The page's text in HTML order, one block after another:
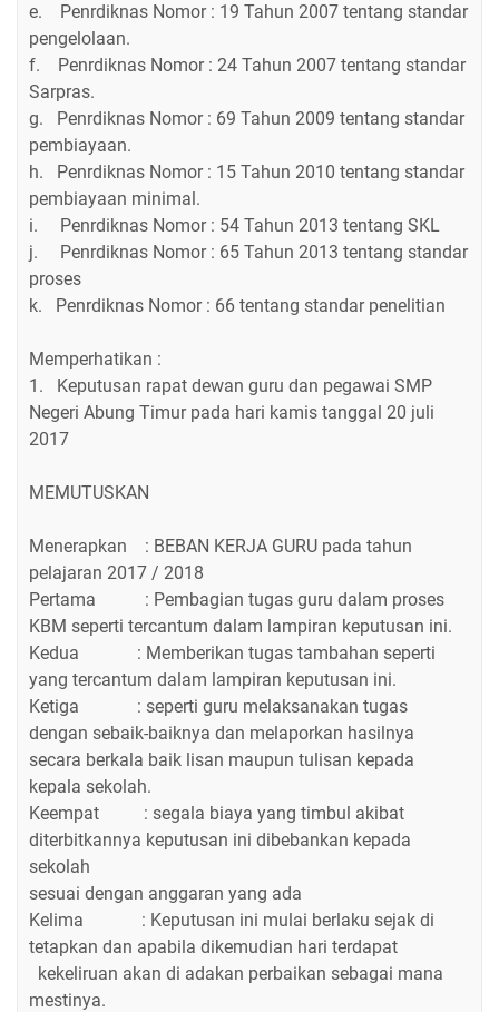
e. Penrdiknas Nomor : 19 Tahun 2007 tentang standar
pengelolaan.
f. Penrdiknas Nomor : 24 Tahun 2007 tentang standar
Sarpras.
g. Penrdiknas Nomor : 69 Tahun 2009 tentang standar
pembiayaan.
h. Penrdiknas Nomor : 15 Tahun 2010 tentang standar
pembiayaan minimal.
i. Penrdiknas Nomor : 54 Tahun 2013 tentang SKL
j. Penrdiknas Nomor : 65 Tahun 2013 tentang standar
proses
k. Penrdiknas Nomor : 66 tentang standar penelitian
Memperhatikan :
1. Keputusan rapat dewan guru dan pegawai SMP
Negeri Abung Timur pada hari kamis tanggal 20 juli
2017
MEMUTUSKAN
Menerapkan : BEBAN KERJA GURU pada tahun
pelajaran 2017 / 2018
Pertama : Pembagian tugas guru dalam proses
KBM seperti tercantum dalam lampiran keputusan ini.
Kedua : Memberikan tugas tambahan seperti
yang tercantum dalam lampiran keputusan ini.
Ketiga : seperti guru melaksanakan tugas
dengan sebaik-baiknya dan melaporkan hasilnya
secara berkala baik lisan maupun tulisan kepada
kepala sekolah.
Keempat : segala biaya yang timbul akibat
diterbitkannya keputusan ini dibebankan kepada
sekolah
sesuai dengan anggaran yang ada
Kelima : Keputusan ini mulai berlaku sejak di
tetapkan dan apabila dikemudian hari terdapat
kekeliruan akan di adakan perbaikan sebagai mana
mestinya.